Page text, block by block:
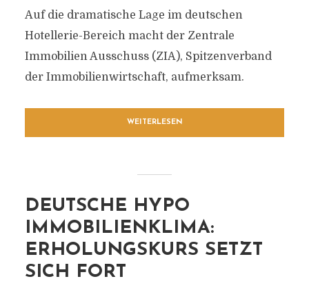
Auf die dramatische Lage im deutschen
Hotellerie-Bereich macht der Zentrale
Immobilien Ausschuss (ZIA), Spitzenverband
der Immobilienwirtschaft, aufmerksam.
WEITERLESEN
DEUTSCHE HYPO
IMMOBILIENKLIMA:
ERHOLUNGSKURS SETZT
SICH FORT